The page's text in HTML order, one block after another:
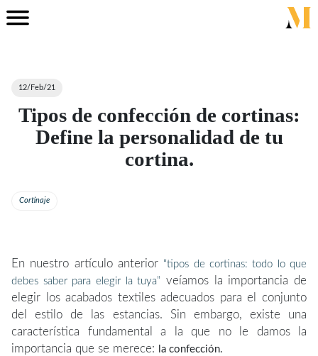
12/Feb/21
Tipos de confección de cortinas:
Define la personalidad de tu
cortina.
Cortinaje
En nuestro artículo anterior “tipos de cortinas: todo lo que
debes saber para elegir la tuya” veíamos la importancia de
elegir los acabados textiles adecuados para el conjunto
del estilo de las estancias. Sin embargo, existe una
característica fundamental a la que no le damos la
importancia que se merece:
la confección.